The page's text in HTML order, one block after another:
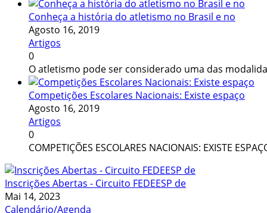
Conheça a história do atletismo no Brasil e no
Agosto 16, 2019
Artigos
0
O atletismo pode ser considerado uma das
Competições Escolares Nacionais: Existe espaço
Agosto 16, 2019
Artigos
0
COMPETIÇÕES ESCOLARES NACIONAIS: EXISTE
Inscrições Abertas - Circuito FEDEESP de
Mai 14, 2023
Calendário/Agenda